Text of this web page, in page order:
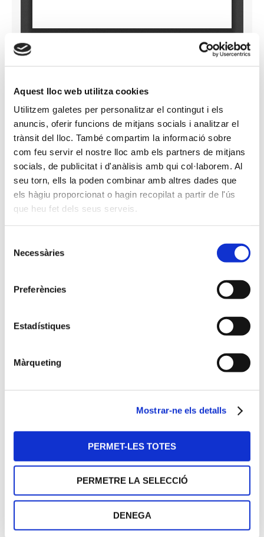
Aquest lloc web utilitza cookies
Utilitzem galetes per personalitzar el contingut i els
anuncis, oferir funcions de mitjans socials i analitzar el
trànsit del lloc. També compartim la informació sobre
com feu servir el nostre lloc amb els partners de mitjans
socials, de publicitat i d'anàlisis amb qui col·laborem. Al
seu torn, ells la poden combinar amb altres dades que
els hàgiu proporcionat o hagin recopilat a partir de l'ús
que heu fet dels seus serveis.
Necessàries
Preferències
Estadístiques
Màrqueting
Mostrar-ne els detalls
PERMET-LES TOTES
PERMETRE LA SELECCIÓ
DENEGA
DESCARREGAR EN PDF